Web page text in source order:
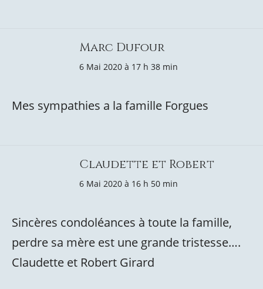
Marc Dufour
6 Mai 2020 à 17 h 38 min
Mes sympathies a la famille Forgues
Claudette et Robert
6 Mai 2020 à 16 h 50 min
Sincères condoléances à toute la famille,
perdre sa mère est une grande tristesse….
Claudette et Robert Girard